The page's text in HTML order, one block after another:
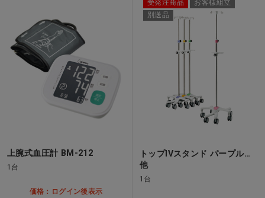
上腕式血圧計 BM-212
1台
価格：ログイン後表示
受発注商品
お客様組立
別送品
トップIVスタンド パープル…
他
1台